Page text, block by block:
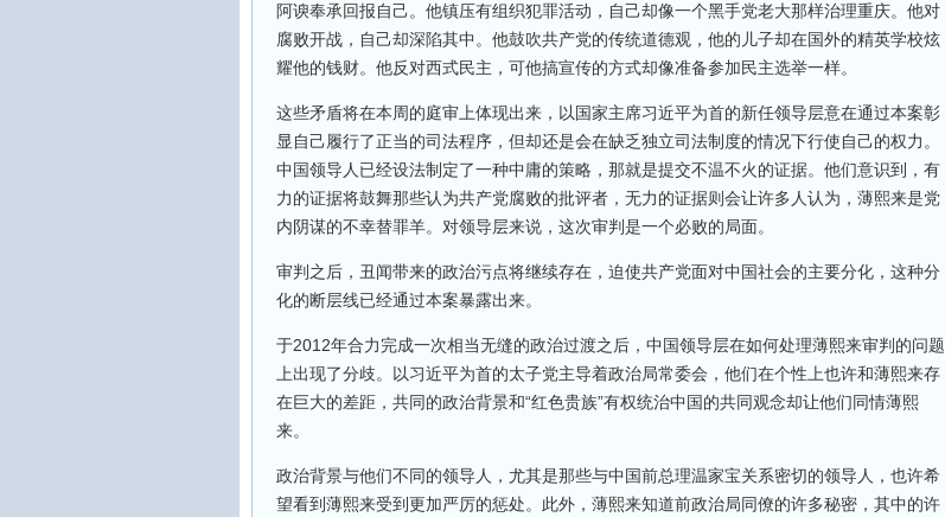
阿谀奉承回报自己。他镇压有组织犯罪活动，自己却像一个黑手党老大那样治理重庆。他对
腐败开战，自己却深陷其中。他鼓吹共产党的传统道德观，他的儿子却在国外的精英学校炫
耀他的钱财。他反对西式民主，可他搞宣传的方式却像准备参加民主选举一样。
这些矛盾将在本周的庭审上体现出来，以国家主席习近平为首的新任领导层意在通过本案彰
显自己履行了正当的司法程序，但却还是会在缺乏独立司法制度的情况下行使自己的权力。
中国领导人已经设法制定了一种中庸的策略，那就是提交不温不火的证据。他们意识到，有
力的证据将鼓舞那些认为共产党腐败的批评者，无力的证据则会让许多人认为，薄熙来是党
内阴谋的不幸替罪羊。对领导层来说，这次审判是一个必败的局面。
审判之后，丑闻带来的政治污点将继续存在，迫使共产党面对中国社会的主要分化，这种分
化的断层线已经通过本案暴露出来。
于2012年合力完成一次相当无缝的政治过渡之后，中国领导层在如何处理薄熙来审判的问题
上出现了分歧。以习近平为首的太子党主导着政治局常委会，他们在个性上也许和薄熙来存
在巨大的差距，共同的政治背景和“红色贵族”有权统治中国的共同观念却让他们同情薄熙
来。
政治背景与他们不同的领导人，尤其是那些与中国前总理温家宝关系密切的领导人，也许希
望看到薄熙来受到更加严厉的惩处。此外，薄熙来知道前政治局同僚的许多秘密，其中的许